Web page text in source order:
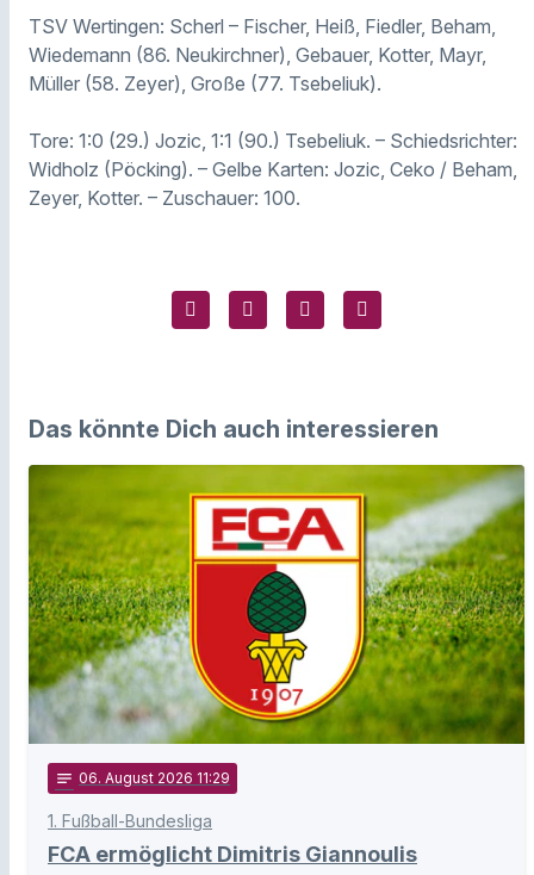
TSV Wertingen: Scherl – Fischer, Heiß, Fiedler, Beham,
Wiedemann (86. Neukirchner), Gebauer, Kotter, Mayr,
Müller (58. Zeyer), Große (77. Tsebeliuk).
Tore: 1:0 (29.) Jozic, 1:1 (90.) Tsebeliuk. – Schiedsrichter:
Widholz (Pöcking). – Gelbe Karten: Jozic, Ceko / Beham,
Zeyer, Kotter. – Zuschauer: 100.
Das könnte Dich auch interessieren
notes 06. August 2026 11:29
1. Fußball-Bundesliga
FCA ermöglicht Dimitris Giannoulis